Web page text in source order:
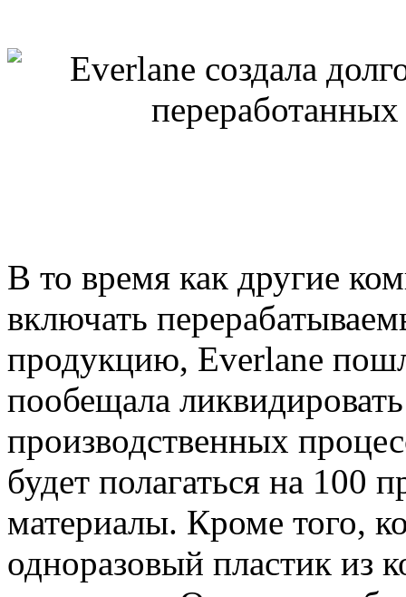
В то время как другие
включать
продукцию, Everlane
пообещала
производственных
будет полагаться на 100
материалы. Кроме того,
одноразовый пластик из